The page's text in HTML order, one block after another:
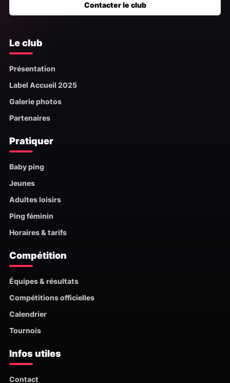
Contacter le club
Le club
Présentation
Label Accueil 2025
Galerie photos
Partenaires
Pratiquer
Baby ping
Jeunes
Adultes loisirs
Ping féminin
Horaires & tarifs
Compétition
Équipes & résultats
Compétitions officielles
Calendrier
Tournois
Infos utiles
Contact